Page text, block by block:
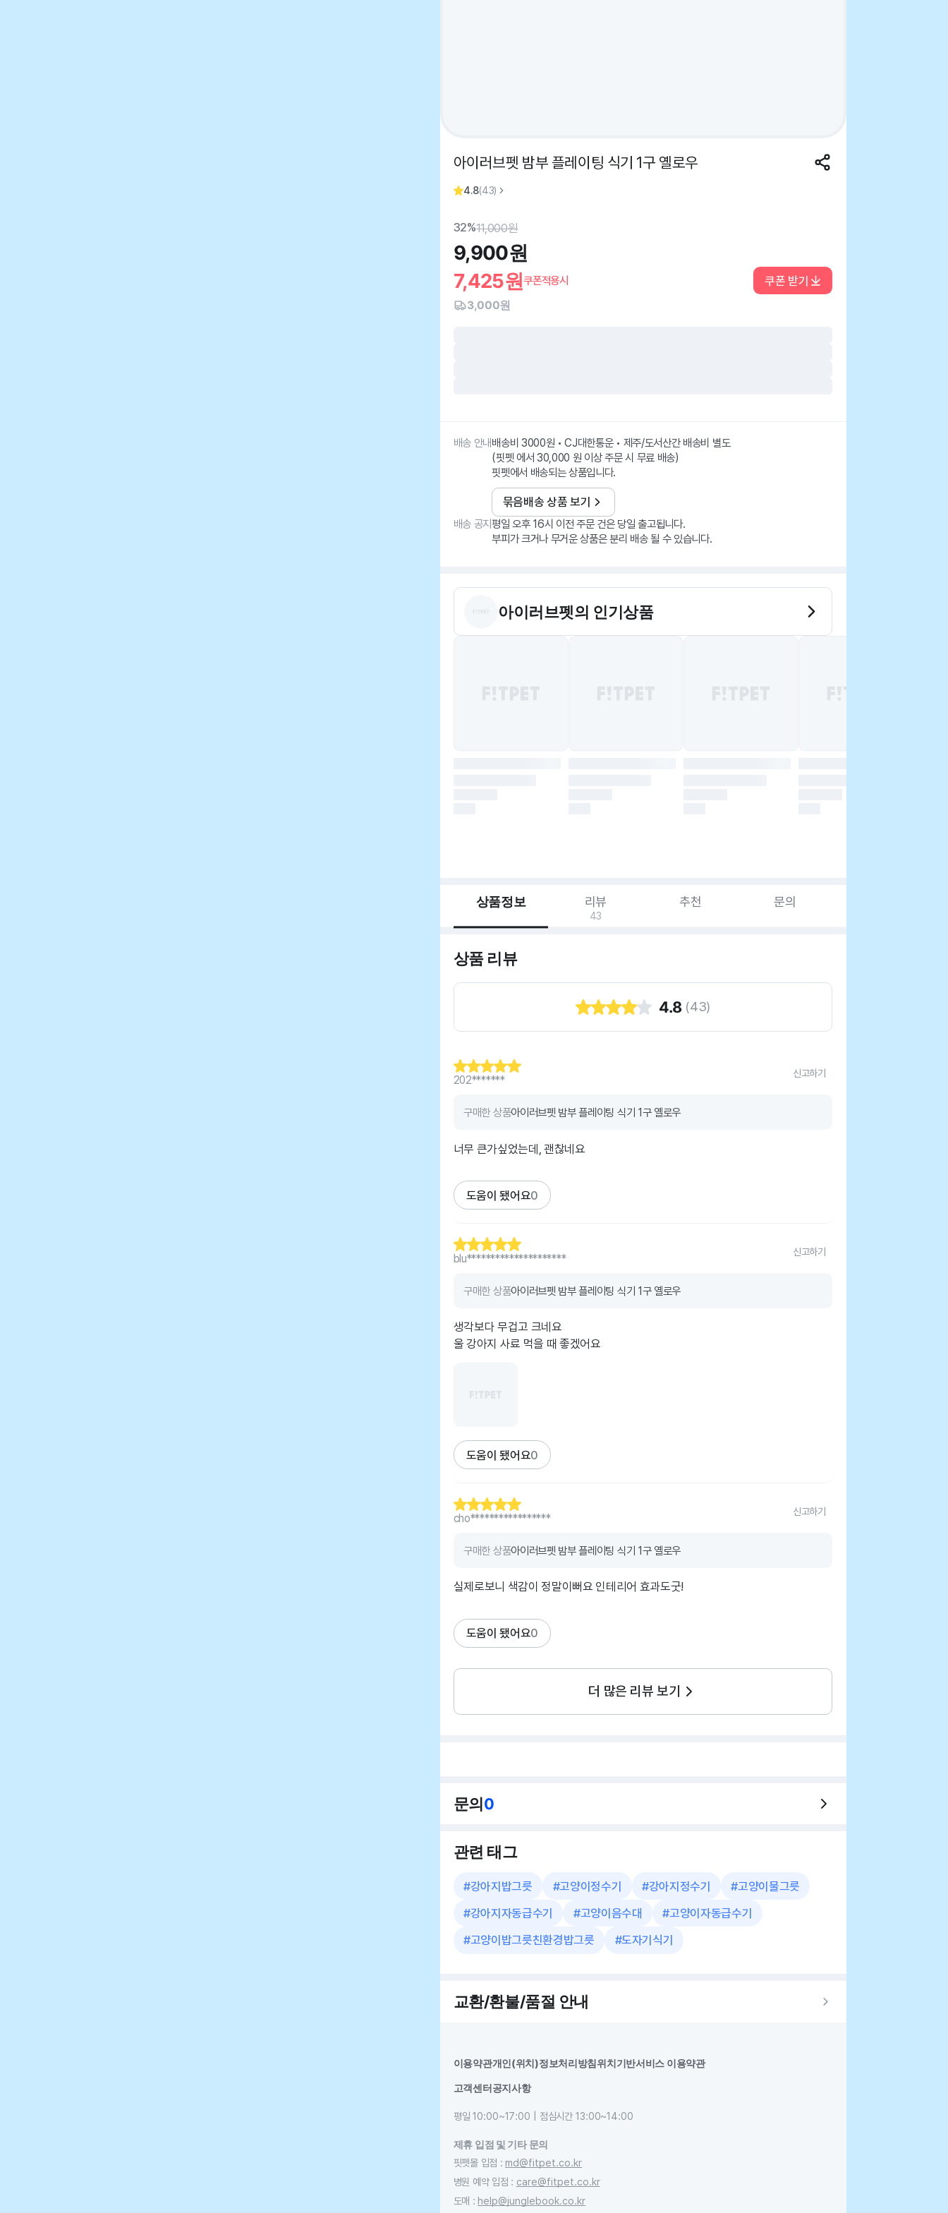
아이러브펫 밤부 플레이팅 식기 1구 옐로우
4.8(43)
32%11,000원
9,900원
7,425원쿠폰적용시 쿠폰 받기
3,000원
배송 안내배송비 3000원 • CJ대한통운 • 제주/도서산간 배송비 별도
(핏펫 에서 30,000 원 이상 주문 시 무료 배송)
핏펫에서 배송되는 상품입니다.
묶음배송 상품 보기
배송 공지평일 오후 16시 이전 주문 건은 당일 출고됩니다.
부피가 크거나 무거운 상품은 분리 배송 될 수 있습니다.
아이러브펫의 인기상품
상품정보 리뷰
43
추천 문의
상품 리뷰
4.8 (43)
202*******
신고하기
구매한 상품아이러브펫 밤부 플레이팅 식기 1구 옐로우
너무 큰가싶었는데, 괜찮네요
도움이 됐어요0
blu*********************
신고하기
구매한 상품아이러브펫 밤부 플레이팅 식기 1구 옐로우
생각보다 무겁고 크네요
울 강아지 사료 먹을 때 좋겠어요
도움이 됐어요0
cho*****************
신고하기
구매한 상품아이러브펫 밤부 플레이팅 식기 1구 옐로우
실제로보니 색감이 정말이뻐요 인테리어 효과도굿!
도움이 됐어요0
더 많은 리뷰 보기
문의0
관련 태그
#강아지밥그릇 #고양이정수기 #강아지정수기 #고양이물그릇
#강아지자동급수기 #고양이음수대 #고양이자동급수기
#고양이밥그릇친환경밥그릇 #도자기식기
교환/환불/품절 안내
이용약관개인(위치)정보처리방침위치기반서비스 이용약관
고객센터공지사항
평일 10:00~17:00 | 점심시간 13:00~14:00
제휴 입점 및 기타 문의
핏펫몰 입점 : md@fitpet.co.kr
병원 예약 입점 : care@fitpet.co.kr
도매 : help@junglebook.co.kr